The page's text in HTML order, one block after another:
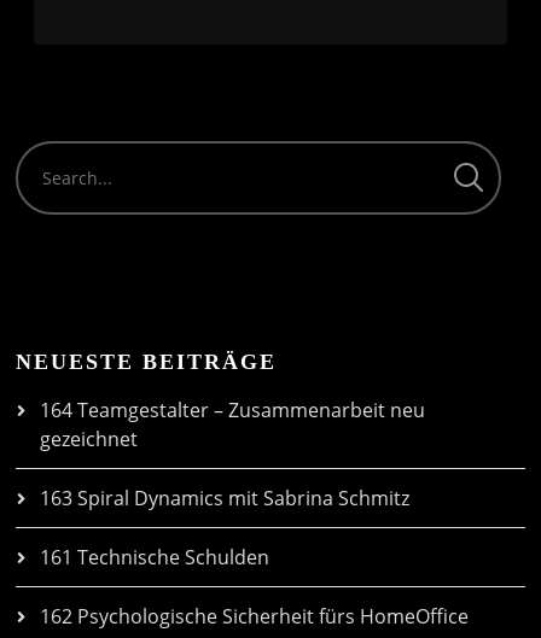
NEUESTE BEITRÄGE
164 Teamgestalter – Zusammenarbeit neu
gezeichnet
163 Spiral Dynamics mit Sabrina Schmitz
161 Technische Schulden
162 Psychologische Sicherheit fürs HomeOffice